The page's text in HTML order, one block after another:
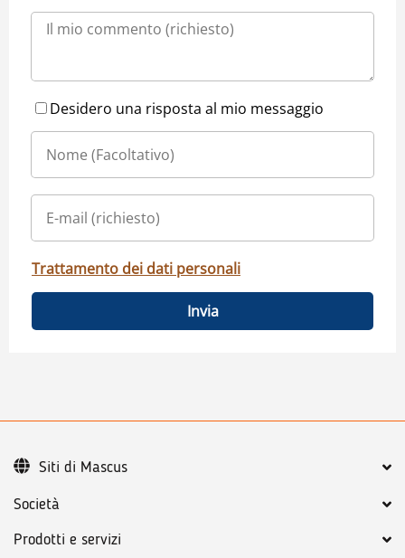
Desidero una risposta al mio messaggio
Trattamento dei dati personali
Invia
Società
Prodotti e servizi
Siti di Mascus